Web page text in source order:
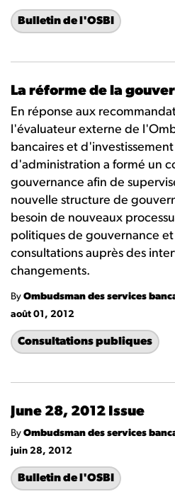
Bulletin de l'OSBI
La réforme de la
En réponse aux
l'évaluateur externe de
bancaires et d'investissement
d'administration a formé un
gouvernance afin de
nouvelle structure de
besoin de nouveaux
politiques de gouvernance
consultations auprès des
changements.
By Ombudsman des services
août 01, 2012
Consultations publiques
June 28, 2012 Issue
By Ombudsman des services
juin 28, 2012
Bulletin de l'OSBI